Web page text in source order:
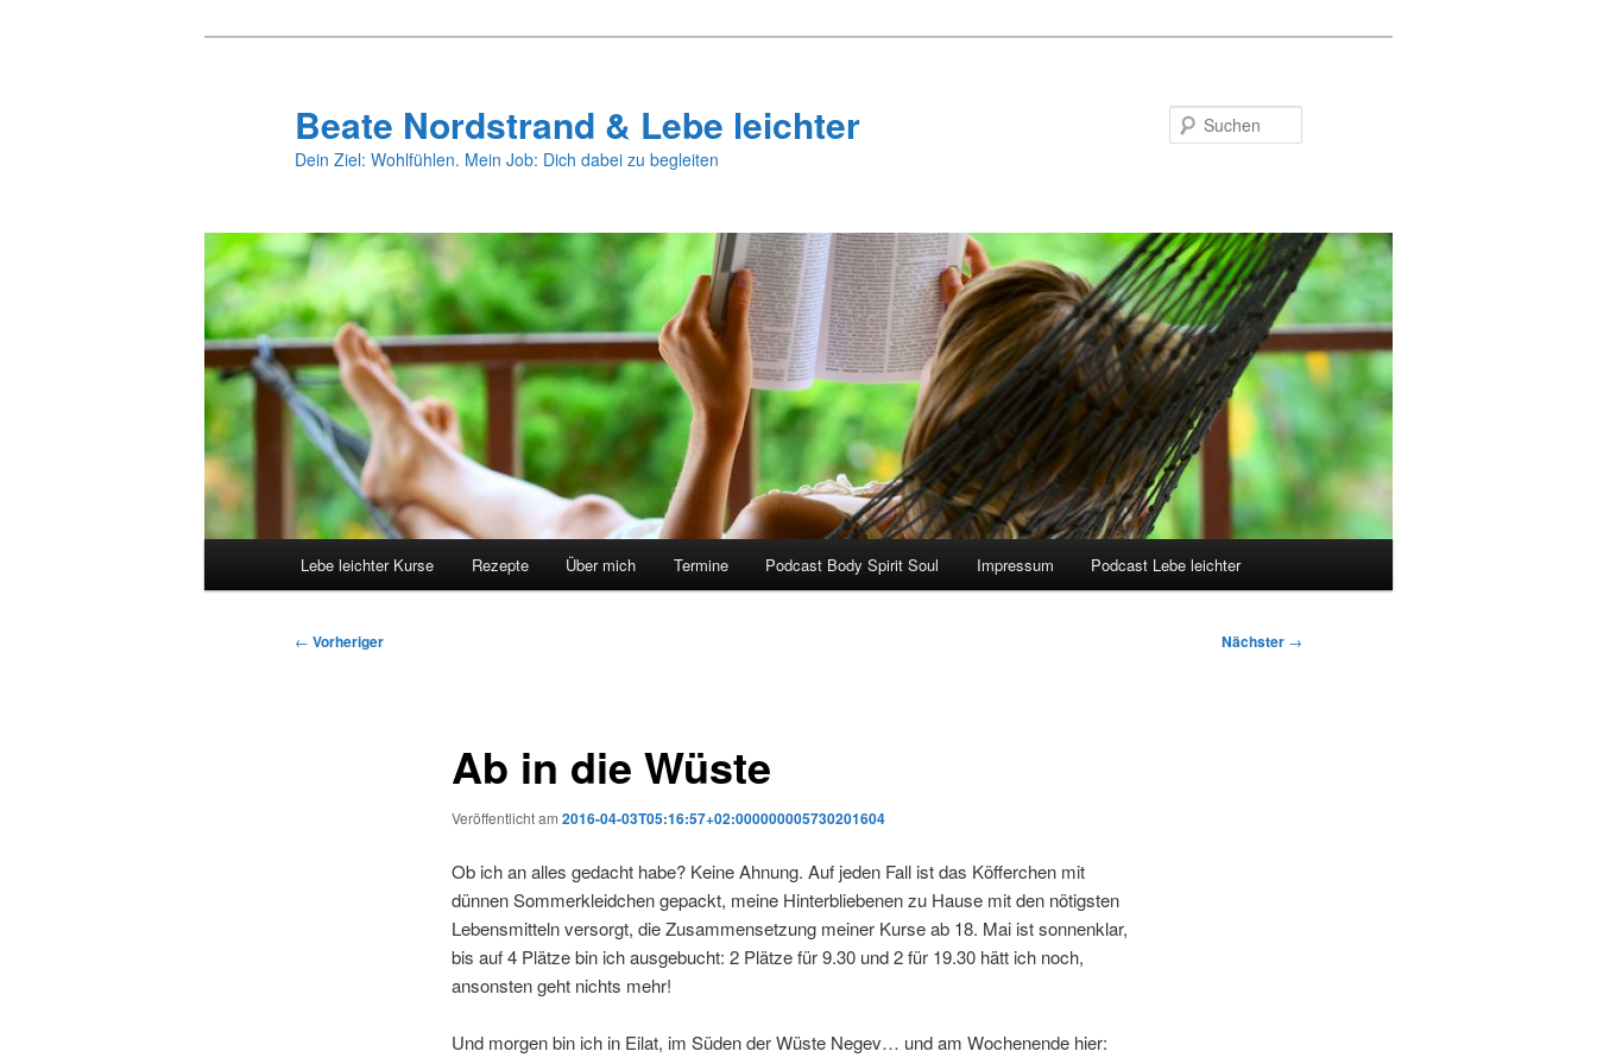
Beate Nordstrand & Lebe leichter
Dein Ziel: Wohlfühlen. Mein Job: Dich dabei zu begleiten
Lebe leichter Kurse Rezepte Über mich Termine Podcast Body Spirit Soul Impressum Podcast Lebe leichter
Beitragsnavigation
← Vorheriger Nächster →
Ab in die Wüste
Veröffentlicht am 2016-04-03T05:16:57+02:000000005730201604
Ob ich an alles gedacht habe? Keine Ahnung. Auf jeden Fall ist das Köfferchen mit
dünnen Sommerkleidchen gepackt, meine Hinterbliebenen zu Hause mit den nötigsten
Lebensmitteln versorgt, die Zusammensetzung meiner Kurse ab 18. Mai ist sonnenklar,
bis auf 4 Plätze bin ich ausgebucht: 2 Plätze für 9.30 und 2 für 19.30 hätt ich noch,
ansonsten geht nichts mehr!
Und morgen bin ich in Eilat, im Süden der Wüste Negev… und am Wochenende hier: